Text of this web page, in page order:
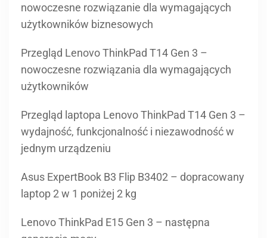
nowoczesne rozwiązanie dla wymagających
użytkowników biznesowych
Przegląd Lenovo ThinkPad T14 Gen 3 –
nowoczesne rozwiązania dla wymagających
użytkowników
Przegląd laptopa Lenovo ThinkPad T14 Gen 3 –
wydajność, funkcjonalność i niezawodność w
jednym urządzeniu
Asus ExpertBook B3 Flip B3402 – dopracowany
laptop 2 w 1 poniżej 2 kg
Lenovo ThinkPad E15 Gen 3 – następna